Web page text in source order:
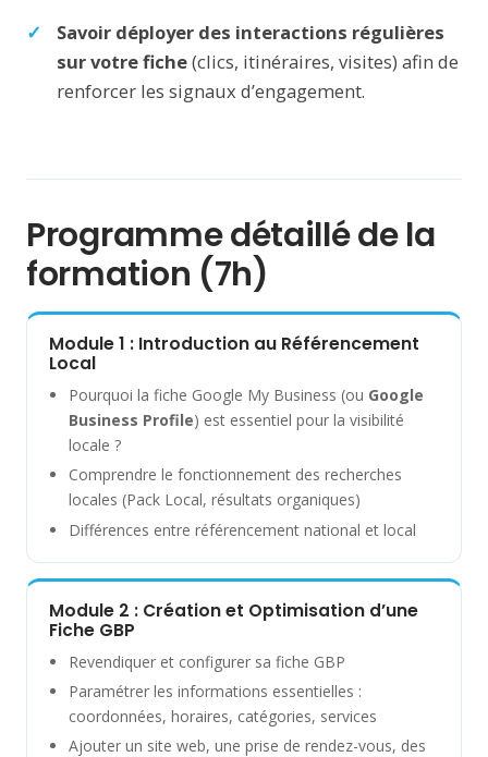
Savoir déployer des interactions régulières
sur votre fiche(clics, itinéraires, visites) afin de
renforcer les signaux d’engagement.
Programme détaillé de la
formation (7h)
Module 1 : Introduction au Référencement
Local
Pourquoi la fiche Google My Business (ou Google
Business Profile) est essentiel pour la visibilité
locale ?
Comprendre le fonctionnement des recherches
locales (Pack Local, résultats organiques)
Différences entre référencement national et local
Module 2 : Création et Optimisation d’une
Fiche GBP
Revendiquer et configurer sa fiche GBP
Paramétrer les informations essentielles :
coordonnées, horaires, catégories, services
Ajouter un site web, une prise de rendez-vous, des